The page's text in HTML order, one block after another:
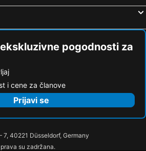
By Ihg
Phi Phi Harbour View Hotel
Grand Mercure Bangkok Atrium
Aqaba
ibis budget Tbilisi Center
By Ihg
FIVE Jumeirah Village Dubai
Radisson Blu Hotel Shanghai New World
pogodnosti za
i cene za članove
Prijavi se
7, 40221 Düsseldorf, Germany
su zadržana.